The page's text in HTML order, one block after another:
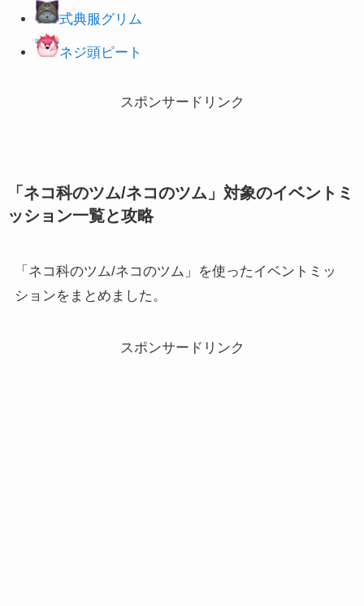
式典服グリム
ネジ頭ピート
スポンサードリンク
「ネコ科のツム/ネコのツム」対象のイベントミ
ッション一覧と攻略
「ネコ科のツム/ネコのツム」を使ったイベントミッ
ションをまとめました。
スポンサードリンク